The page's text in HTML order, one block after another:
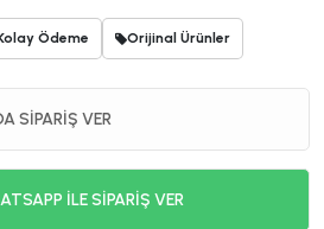
Ödeme Orijinal Ürünler
SİPARİŞ VER
İLE SİPARİŞ VER